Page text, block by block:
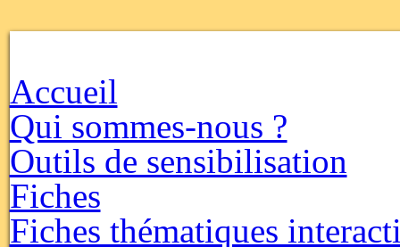
Accueil
Qui sommes-nous ?
Outils de sensibilisation
Fiches
Fiches thématiques